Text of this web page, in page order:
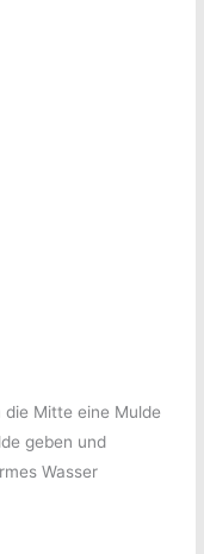
die Mitte eine Mulde
geben und
Wasser